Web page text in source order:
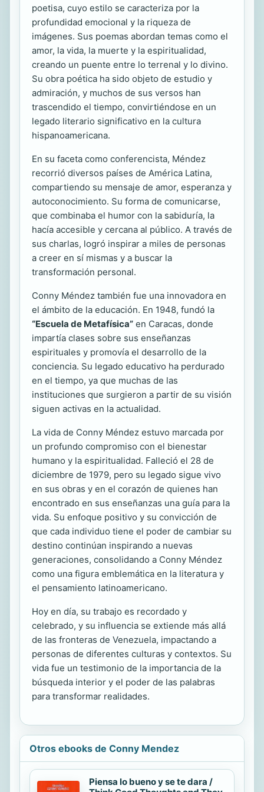
poetisa, cuyo estilo se caracteriza por la
profundidad emocional y la riqueza de
imágenes. Sus poemas abordan temas como el
amor, la vida, la muerte y la espiritualidad,
creando un puente entre lo terrenal y lo divino.
Su obra poética ha sido objeto de estudio y
admiración, y muchos de sus versos han
trascendido el tiempo, convirtiéndose en un
legado literario significativo en la cultura
hispanoamericana.
En su faceta como conferencista, Méndez
recorrió diversos países de América Latina,
compartiendo su mensaje de amor, esperanza y
autoconocimiento. Su forma de comunicarse,
que combinaba el humor con la sabiduría, la
hacía accesible y cercana al público. A través de
sus charlas, logró inspirar a miles de personas
a creer en sí mismas y a buscar la
transformación personal.
Conny Méndez también fue una innovadora en
el ámbito de la educación. En 1948, fundó la
“Escuela de Metafísica” en Caracas, donde
impartía clases sobre sus enseñanzas
espirituales y promovía el desarrollo de la
conciencia. Su legado educativo ha perdurado
en el tiempo, ya que muchas de las
instituciones que surgieron a partir de su visión
siguen activas en la actualidad.
La vida de Conny Méndez estuvo marcada por
un profundo compromiso con el bienestar
humano y la espiritualidad. Falleció el 28 de
diciembre de 1979, pero su legado sigue vivo
en sus obras y en el corazón de quienes han
encontrado en sus enseñanzas una guía para la
vida. Su enfoque positivo y su convicción de
que cada individuo tiene el poder de cambiar su
destino continúan inspirando a nuevas
generaciones, consolidando a Conny Méndez
como una figura emblemática en la literatura y
el pensamiento latinoamericano.
Hoy en día, su trabajo es recordado y
celebrado, y su influencia se extiende más allá
de las fronteras de Venezuela, impactando a
personas de diferentes culturas y contextos. Su
vida fue un testimonio de la importancia de la
búsqueda interior y el poder de las palabras
para transformar realidades.
Otros ebooks de Conny Mendez
Piensa lo bueno y se te dara /